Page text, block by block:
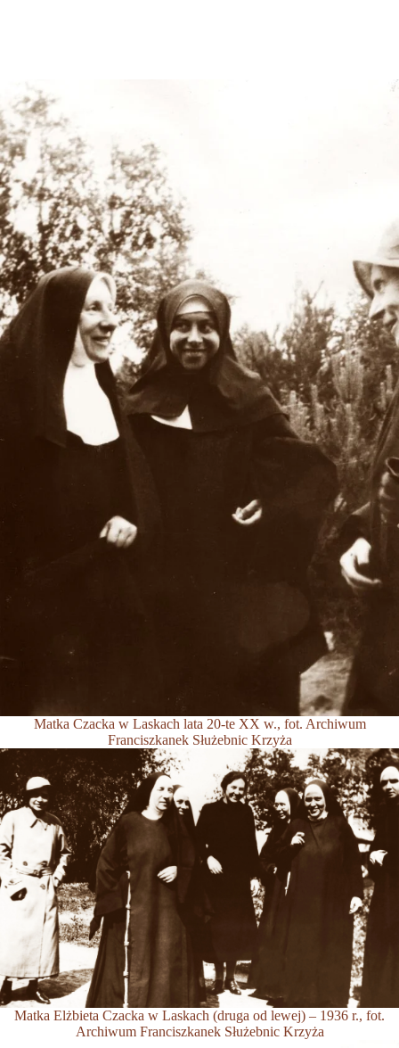
Matka Czacka w Laskach lata 20-te XX w., fot. Archiwum
Franciszkanek Służebnic Krzyża
Matka Elżbieta Czacka w Laskach (druga od lewej) – 1936 r., fot.
Archiwum Franciszkanek Służebnic Krzyża